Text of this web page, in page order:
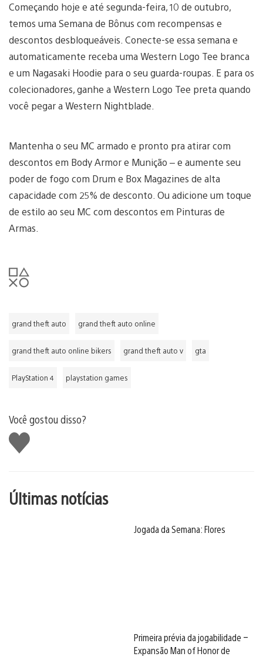
Começando hoje e até segunda-feira, 10 de outubro,
temos uma Semana de Bônus com recompensas e
descontos desbloqueáveis. Conecte-se essa semana e
automaticamente receba uma Western Logo Tee branca
e um Nagasaki Hoodie para o seu guarda-roupas. E para os
colecionadores, ganhe a Western Logo Tee preta quando
você pegar a Western Nightblade.
Mantenha o seu MC armado e pronto pra atirar com
descontos em Body Armor e Munição – e aumente seu
poder de fogo com Drum e Box Magazines de alta
capacidade com 25% de desconto. Ou adicione um toque
de estilo ao seu MC com descontos em Pinturas de
Armas.
grand theft auto grand theft auto online
grand theft auto online bikers grand theft auto v gta
PlayStation 4 playstation games
Você gostou disso?
Curtir
Últimas notícias
Jogada da Semana: Flores
Primeira prévia da jogabilidade –
Expansão Man of Honor de